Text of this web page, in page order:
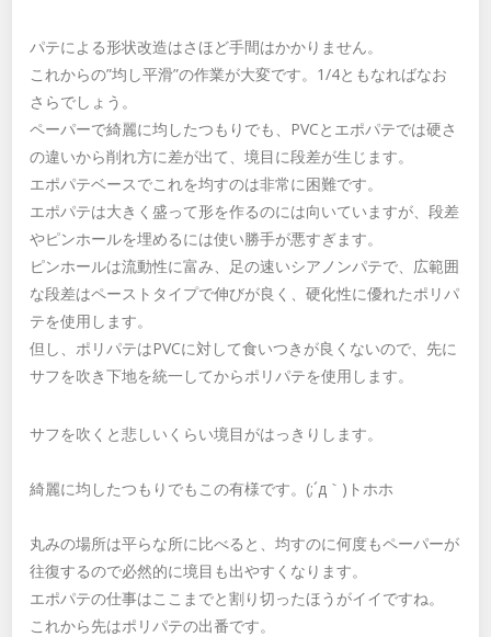
パテによる形状改造はさほど手間はかかりません。
これからの”均し平滑”の作業が大変です。1/4ともなればなお
さらでしょう。
ペーパーで綺麗に均したつもりでも、PVCとエポパテでは硬さ
の違いから削れ方に差が出て、境目に段差が生じます。
エポパテベースでこれを均すのは非常に困難です。
エポパテは大きく盛って形を作るのには向いていますが、段差
やピンホールを埋めるには使い勝手が悪すぎます。
ピンホールは流動性に富み、足の速いシアノンパテで、広範囲
な段差はペーストタイプで伸びが良く、硬化性に優れたポリパ
テを使用します。
但し、ポリパテはPVCに対して食いつきが良くないので、先に
サフを吹き下地を統一してからポリパテを使用します。
サフを吹くと悲しいくらい境目がはっきりします。
綺麗に均したつもりでもこの有様です。(;´д｀)トホホ
丸みの場所は平らな所に比べると、均すのに何度もペーパーが
往復するので必然的に境目も出やすくなります。
エポパテの仕事はここまでと割り切ったほうがイイですね。
これから先はポリパテの出番です。